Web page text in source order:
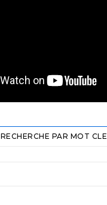
RECHERCHE PAR MOT CLE